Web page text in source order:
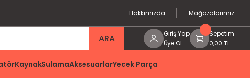
Hakkimizda Mağazalarımız
ARA
Giriş Yap
Üye Ol
Sepetim
0,00 TL
KaynakSulamaAksesuarlarYedek Parça